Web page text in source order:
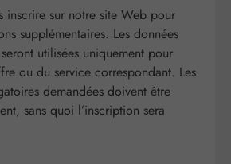
inscrire sur notre site Web pour
supplémentaires. Les données
utilisées uniquement pour
ou du service correspondant. Les
demandées doivent être
sans quoi l’inscription sera